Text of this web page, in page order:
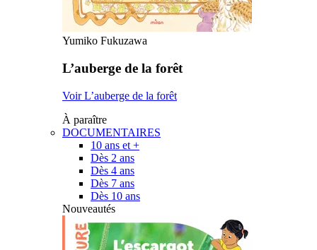
Yumiko Fukuzawa
L’auberge de la forêt
Voir L’auberge de la forêt
À paraître
DOCUMENTAIRES
10 ans et +
Dès 2 ans
Dès 4 ans
Dès 7 ans
Dès 10 ans
Nouveautés